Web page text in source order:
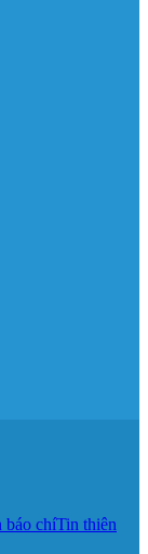
báo chíTin thiên